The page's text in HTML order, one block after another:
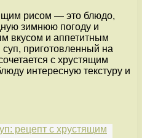
рисом — это блюдо,
зимнюю погоду и
вкусом и аппетитным
приготовленный на
с хрустящим
интересную текстуру и
рецепт с хрустящим